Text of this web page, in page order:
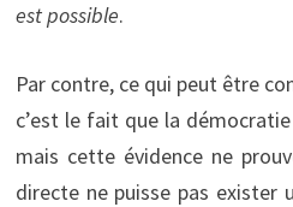
est possible.
Par contre, ce qui peut être
c’est le fait que la
mais cette évidence ne
directe ne puisse pas exister